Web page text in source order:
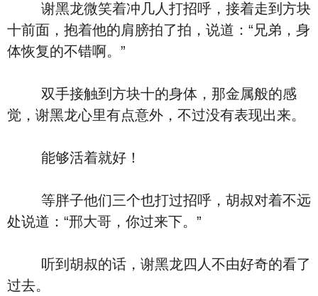
谢黑龙微笑着冲几人打招呼，接着走到方块
十前面，抱着他的肩膀拍了拍，说道：“兄弟，身
体恢复的不错啊。”
双手接触到方块十的身体，那金属般的感
觉，谢黑龙心里有点意外，不过没有表现出来。
能够活着就好！
等胖子他们三个也打过招呼，胡叔对着不远
处说道：“邢大哥，你过来下。”
听到胡叔的话，谢黑龙四人不由好奇的看了
过去。